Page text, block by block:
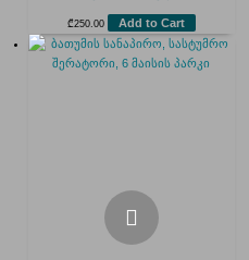
₾250.00 Add to Cart